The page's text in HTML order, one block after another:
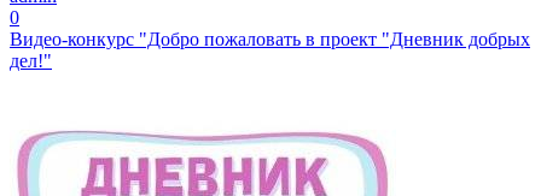
0
Видео-конкурс "Добро пожаловать в проект "Дневник добрых
дел!"